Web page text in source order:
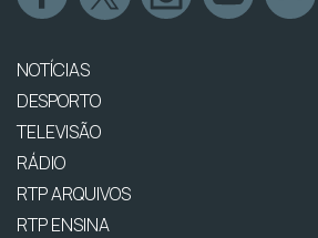
NOTÍCIAS
DESPORTO
TELEVISÃO
RÁDIO
RTP ARQUIVOS
RTP ENSINA